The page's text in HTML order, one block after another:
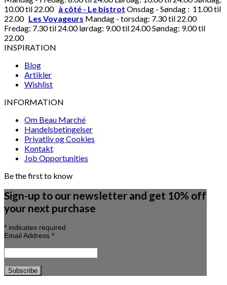
10.00 til 22.00 à côté - Le bistrot Onsdag - Søndag : 11.00 til
22.00 Les Voyageurs Mandag - torsdag: 7.30 til 22.00
Fredag: 7.30 til 24.00 lørdag: 9.00 til 24.00 Søndag: 9.00 til
22.00
INSPIRATION
Blog
Artikler
Wishlist
INFORMATION
Om Beau Marché
Handelsbetingelser
Privatliv og Cookies
Kontakt
Job Opportunities
Be the first to know
Sign-up to our newsletter and get 10% off
your next purchase
* indicates required
Email Address *